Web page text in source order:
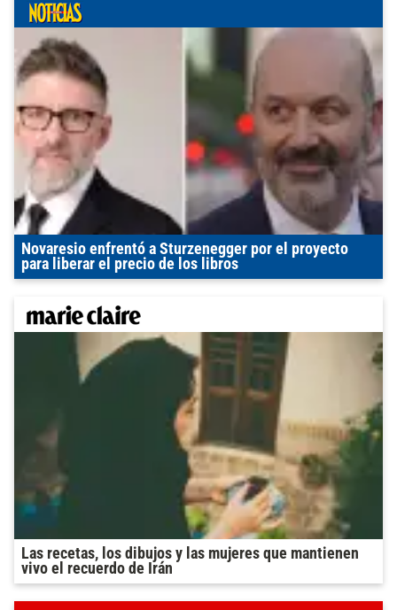
Novaresio enfrentó a Sturzenegger por el proyecto
para liberar el precio de los libros
Las recetas, los dibujos y las mujeres que mantienen
vivo el recuerdo de Irán